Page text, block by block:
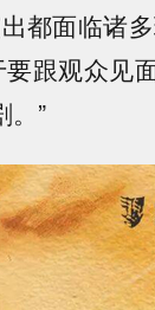
都面临诸
跟观众见
。”